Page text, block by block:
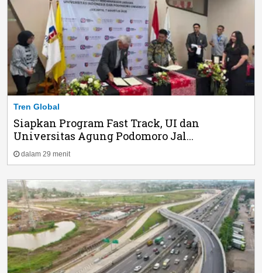
Tren Global
Siapkan Program Fast Track, UI dan
Universitas Agung Podomoro Jal...
dalam 29 menit